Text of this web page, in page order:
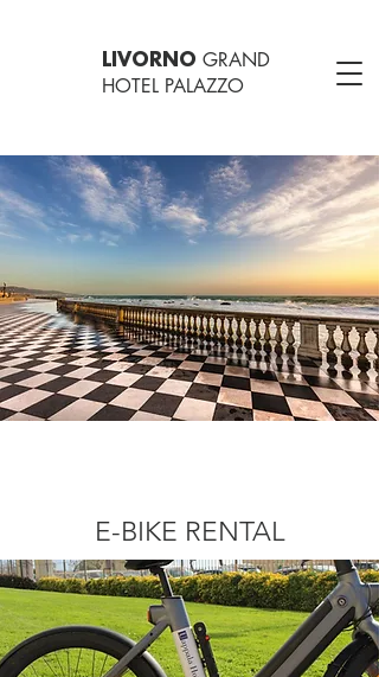
LIVORNO GRAND
HOTEL PALAZZO
E-BIKE RENTAL